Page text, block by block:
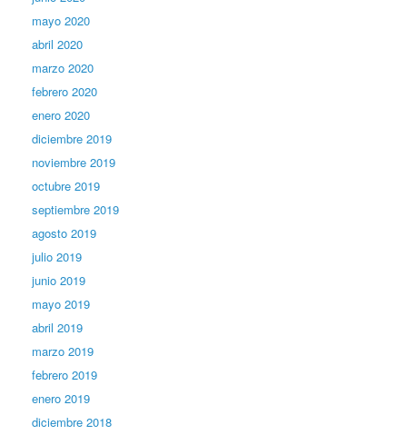
mayo 2020
abril 2020
marzo 2020
febrero 2020
enero 2020
diciembre 2019
noviembre 2019
octubre 2019
septiembre 2019
agosto 2019
julio 2019
junio 2019
mayo 2019
abril 2019
marzo 2019
febrero 2019
enero 2019
diciembre 2018